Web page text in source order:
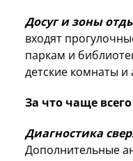
Досуг и зоны
входят
паркам и
детские комнаты
За что чаще
Диагностика
Дополнительные